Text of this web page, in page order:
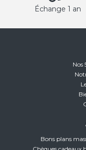
Échange 1 an
Nos
Bons plans